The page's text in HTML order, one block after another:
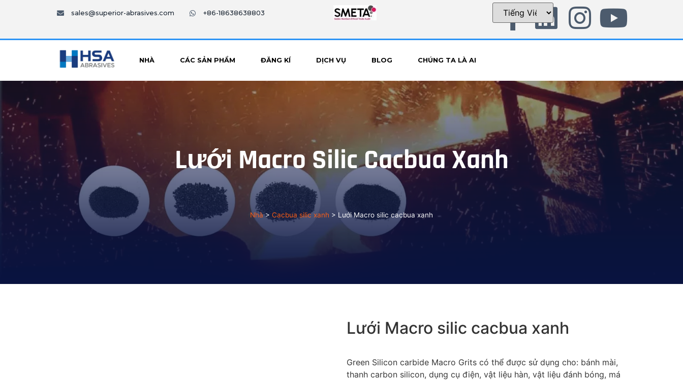
sales@superior-abrasives.com +86-18638638803
NHÀ CÁC SẢN PHẨM ĐĂNG KÍ DỊCH VỤ BLOG CHÚNG TA LÀ AI
Lưới Macro Silic Cacbua Xanh
Nhà> Cacbua silic xanh > Lưới Macro silic cacbua xanh
Lưới Macro silic cacbua xanh
Green Silicon carbide Macro Grits có thể được sử dụng cho: bánh mài,
thanh carbon silicon, dụng cụ điện, vật liệu hàn, vật liệu đánh bóng, má